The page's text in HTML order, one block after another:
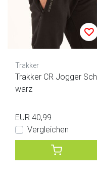
Trakker
Trakker CR Jogger Sch
warz
EUR 40,99
Vergleichen